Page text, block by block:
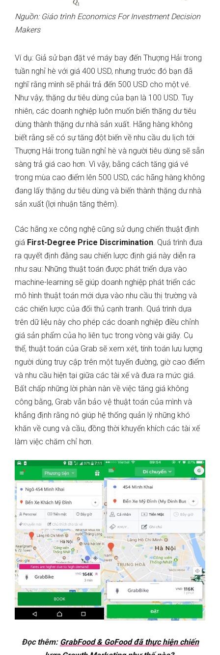
Nguồn: Giáo trình Economics For Investment Decision
Makers
Ví dụ: Giả sử bạn đặt vé máy bay đến Thượng Hải trong
tuần nghỉ hè với giá 400 USD, nhưng trước đó bạn đã
nghĩ rằng mình sẽ phải trả đến 500 USD cho một vé.
Như vậy, thặng dư tiêu dùng của bạn là 100 USD. Tuy
nhiên, các doanh nghiệp luôn muốn biến thặng dư tiêu
dùng thành thặng dư nhà sản xuất. Hãng hàng không
biết rằng sẽ có sự tăng đột biến về nhu cầu du lịch tới
Thượng Hải trong tuần nghỉ hè và người tiêu dùng sẽ sẵn
sàng trả giá cao hơn. Vì vậy, bằng cách tăng giá vé
trong mùa cao điểm lên 500 USD, các hãng hàng không
đang lấy thặng dư tiêu dùng và biến thành thặng dư nhà
sản xuất (lợi nhuận tăng thêm).
Các hãng xe công nghệ cũng sử dụng chiến thuật định
giá First-Degree Price Discrimination. Quá trình đưa
ra quyết định đằng sau chiến lược định giá này diễn ra
như sau: Những thuật toán được phát triển dựa vào
machine-learning sẽ giúp doanh nghiệp phát triển các
mô hình thuật toán mới dựa vào nhu cầu thị trường và
các chiến lược của đối thủ cạnh tranh. Quá trình dựa
trên dữ liệu này cho phép các doanh nghiệp điều chỉnh
giá sản phẩm của họ liên tục trong vòng vài giây. Cụ
thể, thuật toán của Grab sẽ xem xét, tính toán lưu lượng
người dùng truy cập trên một tuyến đường, giờ cao điểm
và nhu cầu hiện tại giữa các tài xế và đưa ra mức giá.
Bất chấp những lời phàn nàn về việc tăng giá không
công bằng, Grab vẫn bảo vệ thuật toán của mình và
khẳng định rằng nó giúp hệ thống quản lý những khó
khăn về cung và cầu, đồng thời khuyến khích các tài xế
làm việc chăm chỉ hơn.
Đọc thêm: GrabFood & GoFood đã thực hiện chiến